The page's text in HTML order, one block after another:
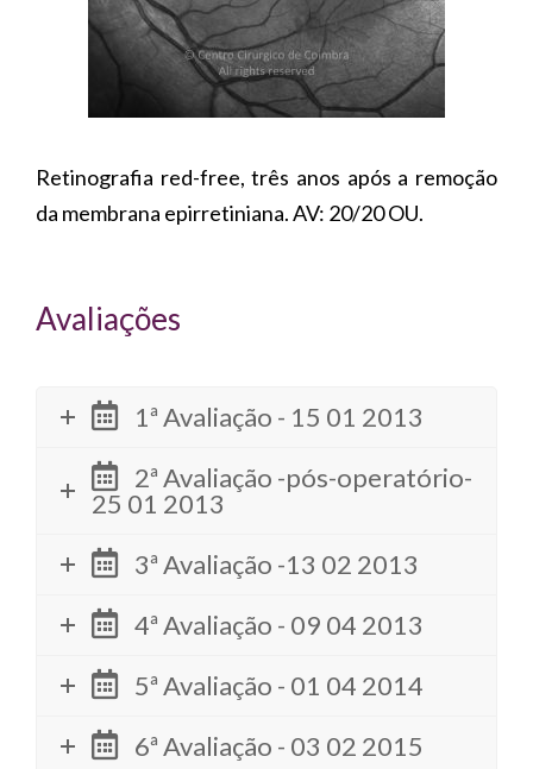
Retinografia red-free, três anos após a remoção
da membrana epirretiniana. AV: 20/20 OU.
Avaliações
1ª Avaliação - 15 01 2013
2ª Avaliação -pós-operatório-
25 01 2013
3ª Avaliação -13 02 2013
4ª Avaliação - 09 04 2013
5ª Avaliação - 01 04 2014
6ª Avaliação - 03 02 2015